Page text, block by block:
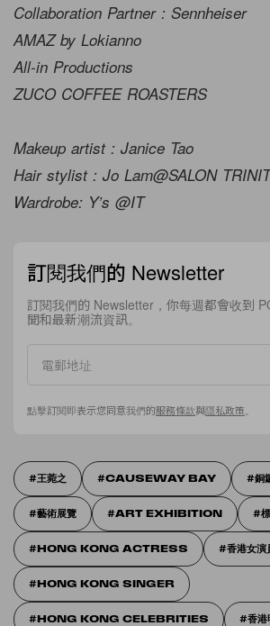
Collaboration Partner : Sennheiser
AMAZ by Lokianno
All-in Productions
ZUCO COFFEE ROASTERS
Makeup artist : Janice Tao
Hair stylist : Jo Lam@SALON
Wardrobe: Y’s @IT
訂閱我們的 Newsletter
訂閱我們的 Newsletter，你每週都會收到
聞和最新潮流資訊。
點擊訂閱即表示您同意我們的服務條款與隱私政策
王菀之 CAUSEWAY BAY 銅
藝術展覽 ART EXHIBITION
HONG KONG ACTRESS 香港女演
HONG KONG SINGER
HONG KONG CELEBRITIES 香港